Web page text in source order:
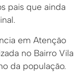
pais que ainda
em Atenção
no Bairro Vila
da população.